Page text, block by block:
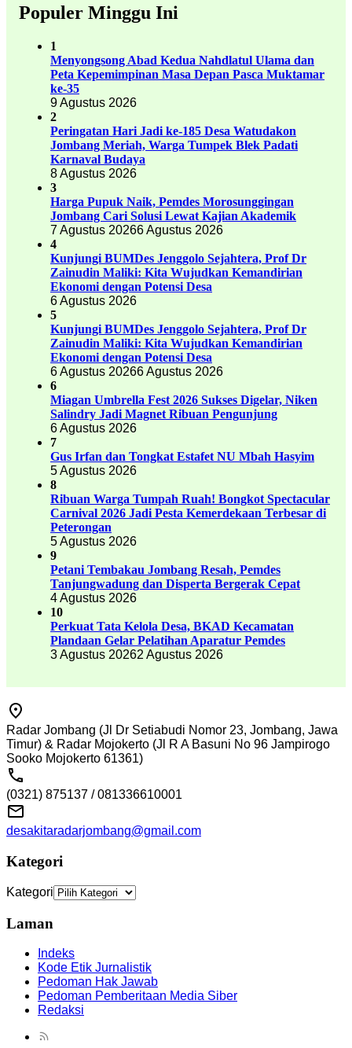
Populer Minggu Ini
1
Menyongsong Abad Kedua Nahdlatul Ulama dan
Peta Kepemimpinan Masa Depan Pasca Muktamar
ke-35
9 Agustus 2026
2
Peringatan Hari Jadi ke-185 Desa Watudakon
Jombang Meriah, Warga Tumpek Blek Padati
Karnaval Budaya
8 Agustus 2026
3
Harga Pupuk Naik, Pemdes Morosunggingan
Jombang Cari Solusi Lewat Kajian Akademik
7 Agustus 20266 Agustus 2026
4
Kunjungi BUMDes Jenggolo Sejahtera, Prof Dr
Zainudin Maliki: Kita Wujudkan Kemandirian
Ekonomi dengan Potensi Desa
6 Agustus 2026
5
Kunjungi BUMDes Jenggolo Sejahtera, Prof Dr
Zainudin Maliki: Kita Wujudkan Kemandirian
Ekonomi dengan Potensi Desa
6 Agustus 20266 Agustus 2026
6
Miagan Umbrella Fest 2026 Sukses Digelar, Niken
Salindry Jadi Magnet Ribuan Pengunjung
6 Agustus 2026
7
Gus Irfan dan Tongkat Estafet NU Mbah Hasyim
5 Agustus 2026
8
Ribuan Warga Tumpah Ruah! Bongkot Spectacular
Carnival 2026 Jadi Pesta Kemerdekaan Terbesar di
Peterongan
5 Agustus 2026
9
Petani Tembakau Jombang Resah, Pemdes
Tanjungwadung dan Disperta Bergerak Cepat
4 Agustus 2026
10
Perkuat Tata Kelola Desa, BKAD Kecamatan
Plandaan Gelar Pelatihan Aparatur Pemdes
3 Agustus 20262 Agustus 2026
Radar Jombang (Jl Dr Setiabudi Nomor 23, Jombang, Jawa
Timur) & Radar Mojokerto (Jl R A Basuni No 96 Jampirogo
Sooko Mojokerto 61361)
(0321) 875137 / 081336610001
desakitaradarjombang@gmail.com
Kategori
Kategori
Laman
Indeks
Kode Etik Jurnalistik
Pedoman Hak Jawab
Pedoman Pemberitaan Media Siber
Redaksi